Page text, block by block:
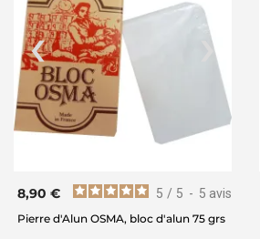
5 / 5 - 5 avis
8,90 €
Pierre d'Alun OSMA, bloc d'alun 75 grs